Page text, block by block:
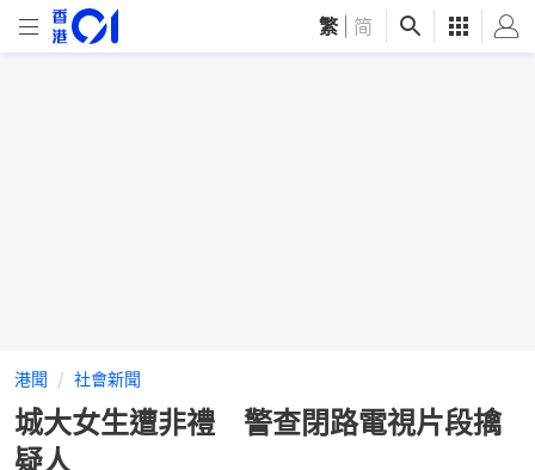
繁 简
港聞 社會新聞
城大女生遭非禮 警查閉路電視片段擒
疑人